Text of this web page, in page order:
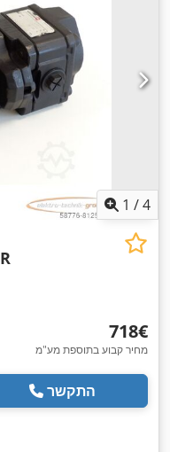
1 /4
‏718 ‏€
מחיר קבוע בתוספת מע"מ
התקשר